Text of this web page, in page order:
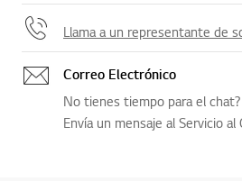
Llama a un representante de
Correo Electrónico
No tienes tiempo para el chat?
Envía un mensaje al Servicio